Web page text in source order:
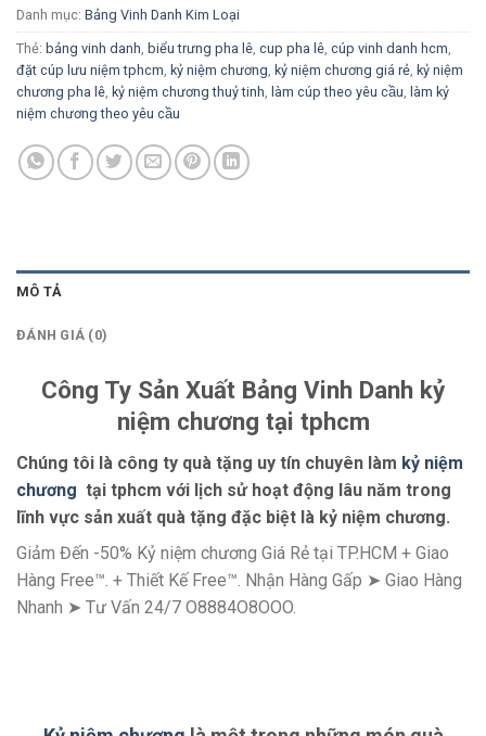
Danh mục: Bảng Vinh Danh Kim Loại
Thẻ: bảng vinh danh, biểu trưng pha lê, cup pha lê, cúp vinh danh hcm,
đặt cúp lưu niệm tphcm, kỷ niệm chương, kỷ niệm chương giá rẻ, kỷ niệm
chương pha lê, kỷ niệm chương thuỷ tinh, làm cúp theo yêu cầu, làm kỷ
niệm chương theo yêu cầu
MÔ TẢ
ĐÁNH GIÁ (0)
Công Ty Sản Xuất Bảng Vinh Danh kỷ
niệm chương tại tphcm
Chúng tôi là công ty quà tặng uy tín chuyên làm kỷ niệm
chương tại tphcm với lịch sử hoạt động lâu năm trong
lĩnh vực sản xuất quà tặng đặc biệt là kỷ niệm chương.
Giảm Đến -50% Kỷ niệm chương Giá Rẻ tại TP.HCM + Giao
Hàng Free™. + Thiết Kế Free™. Nhận Hàng Gấp ➤ Giao Hàng
Nhanh ➤ Tư Vấn 24/7 O8884O8OOO.